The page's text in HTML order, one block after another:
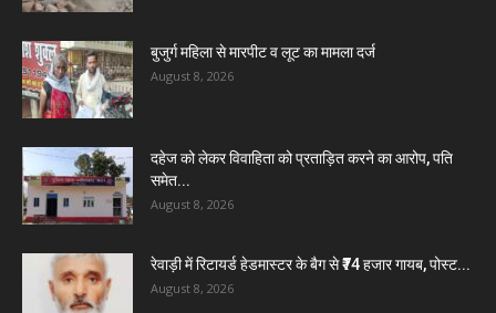
बुजुर्ग महिला से मारपीट व लूट का मामला दर्ज
August 8, 2026
दहेज को लेकर विवाहिता को प्रताड़ित करने का आरोप, पति
समेत...
August 8, 2026
रेवाड़ी में रिटायर्ड हेडमास्टर के बैग से ₹74 हजार गायब, पोस्ट...
August 8, 2026